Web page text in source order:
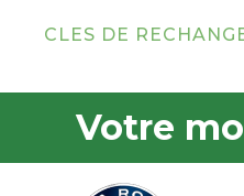
CLES DE
Votre